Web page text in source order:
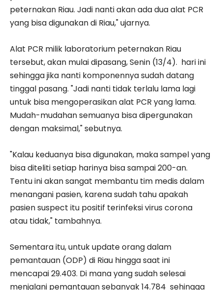
peternakan Riau. Jadi nanti akan ada dua alat PCR
yang bisa digunakan di Riau," ujarnya.
Alat PCR milik laboratorium peternakan Riau
tersebut, akan mulai dipasang, Senin (13/4). hari ini
sehingga jika nanti komponennya sudah datang
tinggal pasang. "Jadi nanti tidak terlalu lama lagi
untuk bisa mengoperasikan alat PCR yang lama.
Mudah-mudahan semuanya bisa dipergunakan
dengan maksimal," sebutnya.
"Kalau keduanya bisa digunakan, maka sampel yang
bisa diteliti setiap harinya bisa sampai 200-an.
Tentu ini akan sangat membantu tim medis dalam
menangani pasien, karena sudah tahu apakah
pasien suspect itu positif terinfeksi virus corona
atau tidak," tambahnya.
Sementara itu, untuk update orang dalam
pemantauan (ODP) di Riau hingga saat ini
mencapai 29.403. Di mana yang sudah selesai
menjalani pemantauan sebanyak 14.784 sehingga